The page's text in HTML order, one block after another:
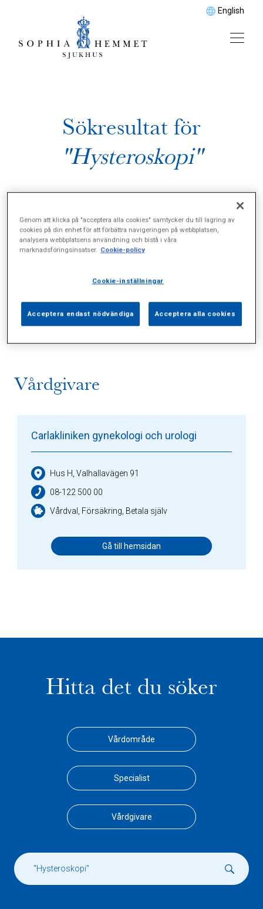
English
Sökresultat för
"Hysteroskopi"
Sidor (0) Press (0) Sophianytt (0)
Vårdgivare
Carlakliniken gynekologi och urologi
Hus H, Valhallavägen 91
08-122 500 00
Vårdval, Försäkring, Betala själv
Gå till hemsidan
Hitta det du söker
Vårdområde
Specialist
Vårdgivare
Genom att klicka på "acceptera alla cookies" samtycker du till lagring av
cookies på din enhet för att förbättra navigeringen på webbplatsen,
analysera webbplatsens användning och bistå i våra
marknadsföringsinsatser. Cookie-policy
Cookie-inställningar
Acceptera endast nödvändiga Acceptera alla cookies